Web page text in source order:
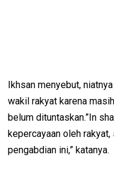
Ikhsan menyebut,
wakil rakyat karena
belum dituntaskan.”In
kepercayaan oleh
pengabdian ini,” katanya.